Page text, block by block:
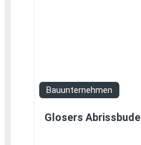
Bauunternehmen
Glosers Abrissbude